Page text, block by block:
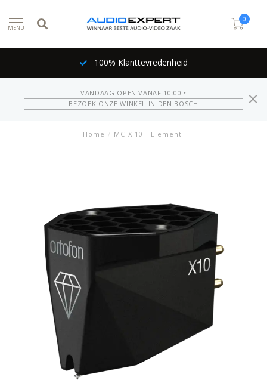
MENU
0
100% Klanttevredenheid
VANDAAG OPEN VANAF 10:00 •
BEZOEK ONZE WINKEL IN DEN BOSCH
Home / MC-X 10 - Element